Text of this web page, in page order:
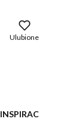
Ulubione
INSPIRACJE